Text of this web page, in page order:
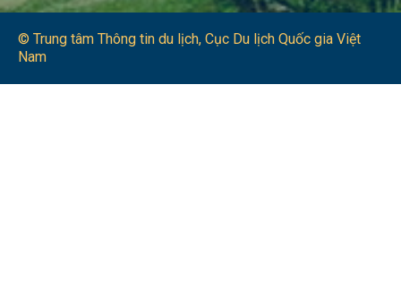
© Trung tâm Thông tin du lịch​, Cục Du lịch Quốc gia Việt
Nam